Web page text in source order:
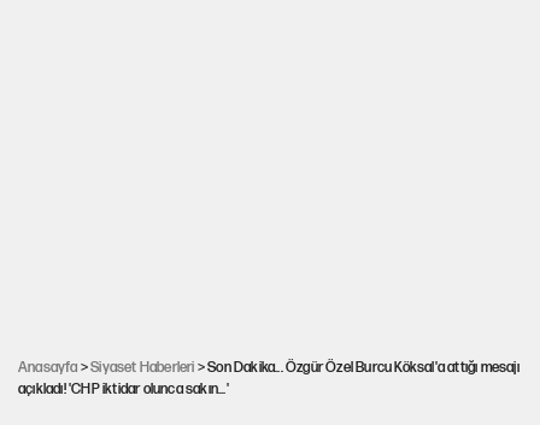
Anasayfa >Siyaset Haberleri > Son Dakika... Özgür Özel Burcu Köksal'a attığı mesajı
açıkladı! 'CHP iktidar olunca sakın...'